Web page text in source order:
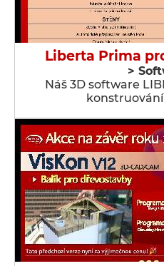
Liberta Prima
>
Náš 3D software